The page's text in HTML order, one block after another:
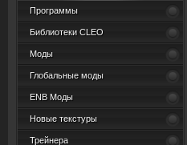
Программы
Библиотеки CLEO
Моды
Глобальные моды
ENB Моды
Новые текстуры
Трейнера